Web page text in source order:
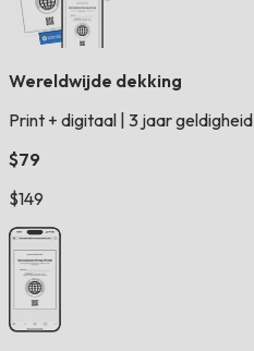
Wereldwijde dekking
Print + digitaal 3 jaar geldigheid
$79
$149